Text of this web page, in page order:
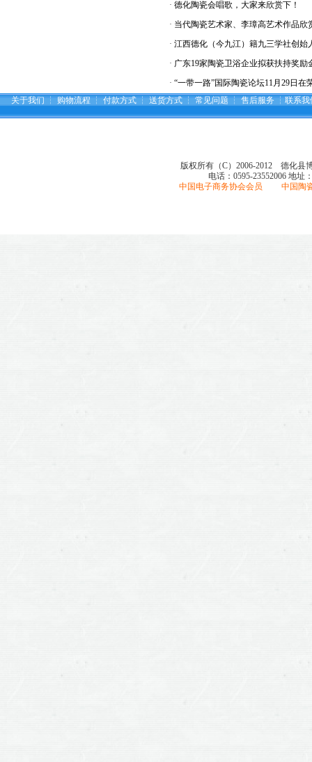
· 德化陶瓷会唱歌，大家来欣赏下！
· 当代陶瓷艺术家、李璋高艺术作品欣
· 江西德化（今九江）籍九三学社创始
· 广东19家陶瓷卫浴企业拟获扶持奖励
· “一带一路”国际陶瓷论坛11月29日在
关于我们 ┆ 购物流程 ┆ 付款方式 ┆ 送货方式 ┆ 常见问题 ┆ 售后服务 ┆ 联系我
版权所有（C）2006-2012 德化县
电话：0595-23552006 地址
中国电子商务协会会员 中国陶